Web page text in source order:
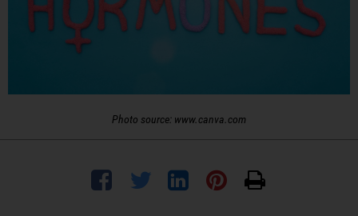
Photo source: www.canva.com